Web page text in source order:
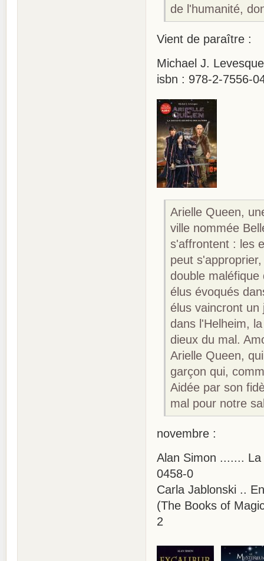
de l'humanité,
Vient de paraître :
Michael J.
isbn : 978-2-7556-
Arielle Queen,
ville nommée
s'affrontent : les
peut
double
élus évoqués
élus vaincront
dans l'Helheim,
dieux du mal.
Arielle Queen,
garçon qui,
Aidée par son
mal pour notre
novembre :
Alan Simon .......
0458-0
Carla Jablonski ..
(The Books of
2